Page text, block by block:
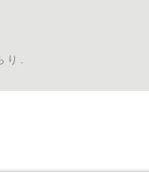
り.